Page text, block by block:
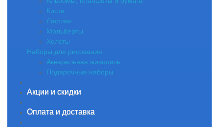
Кисти
Ластики
Мольберты
Холсты
Наборы для рисования
Акварельная живопись
Подарочные наборы
Акции и скидки
Оплата и доставка